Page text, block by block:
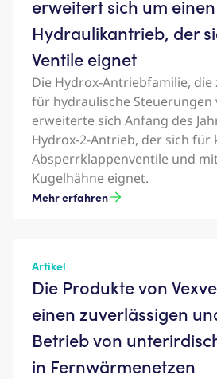
erweitert sich um einen
Hydraulikantrieb, der
Ventile eignet
Die Hydrox-Antriebfamilie, die
für hydraulische Steuerungen
erweiterte sich Anfang des
Hydrox-2-Antrieb, der sich für
Absperrklappenventile und
Kugelhähne eignet.
Mehr erfahren
Artikel
Die Produkte von
einen zuverlässigen
Betrieb von
in Fernwärmenetzen